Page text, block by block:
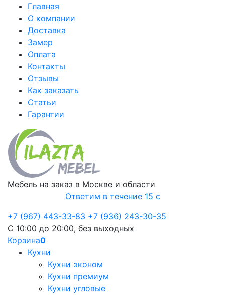
Главная
О компании
Доставка
Замер
Оплата
Контакты
Отзывы
Как заказать
Статьи
Гарантии
Мебель на заказ в Москве и области
Ответим в течение 15 с
+7 (967) 443-33-83 +7 (936) 243-30-35
С 10:00 до 20:00, без выходных
Корзина0
Кухни
Кухни эконом
Кухни премиум
Кухни угловые